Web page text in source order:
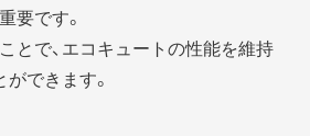
要です。
とで、エコキュートの性能を維持
できます。